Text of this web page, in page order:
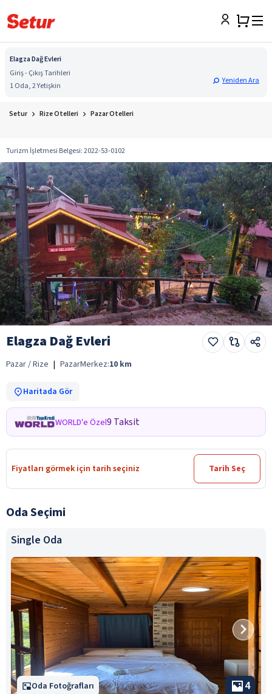
Elagza Dağ Evleri
Giriş - Çıkış Tarihleri
1 Oda, 2 Yetişkin
Yeniden Ara
Setur Rize Otelleri Pazar Otelleri
Turizm İşletmesi Belgesi:2022-53-0102
Elagza Dağ Evleri
Pazar / Rize | PazarMerkez:10 km
Haritada Gör
WORLD'e Özel9 Taksit
Fiyatları görmek için tarih seçiniz Tarih Seç
Oda Seçimi
Single Oda
Oda Fotoğrafları 4